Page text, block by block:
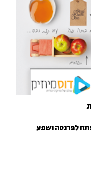
לפרנסה ושפע